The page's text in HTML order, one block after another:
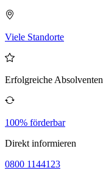
Viele Standorte
Erfolgreiche Absolventen
100% förderbar
Direkt informieren
0800 1144123